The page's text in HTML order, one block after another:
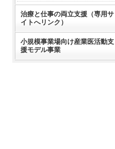
治療と仕事の両立支援（専用サ
イトへリンク）
小規模事業場向け産業医活動支
援モデル事業